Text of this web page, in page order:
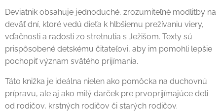
Deviatnik obsahuje jednoduché, zrozumiteľné modlitby na
deväť dní, ktoré vedú dieťa k hlbšiemu prežívaniu viery,
vďačnosti a radosti zo stretnutia s Ježišom. Texty sú
prispôsobené detskému čitateľovi, aby im pomohli lepšie
pochopiť význam svätého prijímania.
Táto knižka je ideálna nielen ako pomôcka na duchovnú
prípravu, ale aj ako milý darček pre prvoprijímajúce deti
od rodičov, krstných rodičov či starých rodičov.